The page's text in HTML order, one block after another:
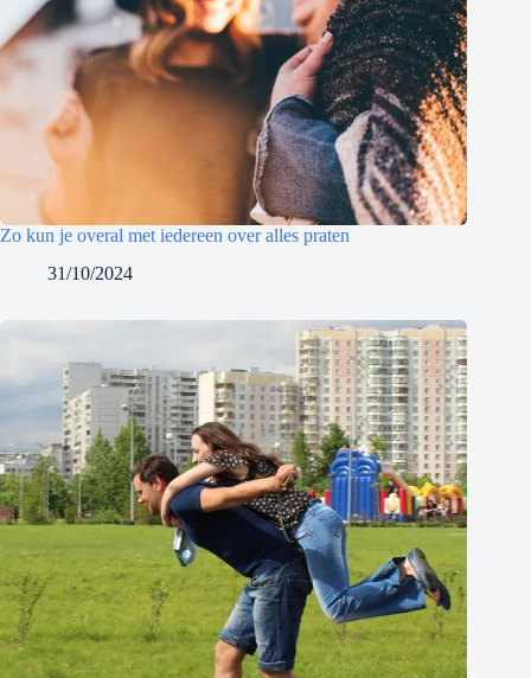
Zo kun je overal met iedereen over alles praten
31/10/2024